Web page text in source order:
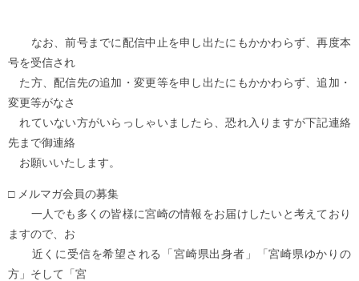
なお、前号までに配信中止を申し出たにもかかわらず、再度本
号を受信され
た方、配信先の追加・変更等を申し出たにもかかわらず、追加・
変更等がなさ
れていない方がいらっしゃいましたら、恐れ入りますが下記連絡
先まで御連絡
お願いいたします。
□ メルマガ会員の募集
一人でも多くの皆様に宮崎の情報をお届けしたいと考えており
ますので、お
近くに受信を希望される「宮崎県出身者」「宮崎県ゆかりの
方」そして「宮